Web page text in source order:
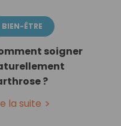
BIEN-ÊTRE
soigner
?
la suite